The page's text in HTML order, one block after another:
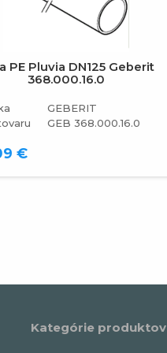
PE Pluvia DN125 Geberit
368.000.16.0
GEBERIT
GEB 368.000.16.0
€
Kategórie produktov